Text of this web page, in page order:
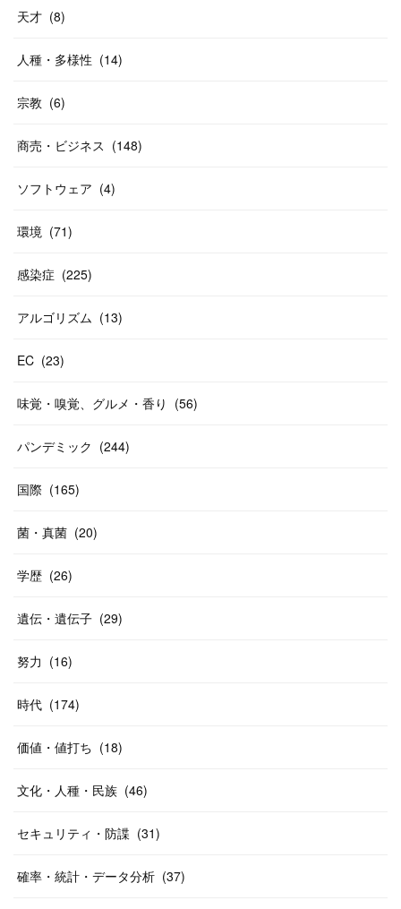
天才 (8)
人種・多様性 (14)
宗教 (6)
商売・ビジネス (148)
ソフトウェア (4)
環境 (71)
感染症 (225)
アルゴリズム (13)
EC (23)
味覚・嗅覚、グルメ・香り (56)
パンデミック (244)
国際 (165)
菌・真菌 (20)
学歴 (26)
遺伝・遺伝子 (29)
努力 (16)
時代 (174)
価値・値打ち (18)
文化・人種・民族 (46)
セキュリティ・防諜 (31)
確率・統計・データ分析 (37)